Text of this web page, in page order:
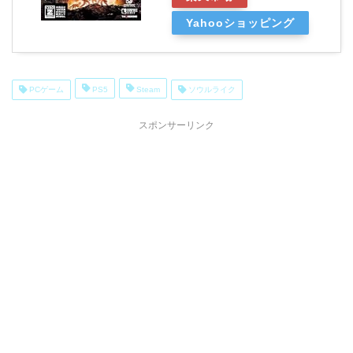
Yahooショッピング
PCゲーム PS5 Steam ソウルライク
スポンサーリンク